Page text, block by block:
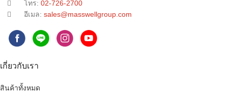
โทร: 02-726-2700
อีเมล: sales@masswellgroup.com
เกี่ยวกับเรา
สินค้าทั้งหมด